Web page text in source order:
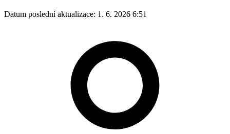
Datum poslední aktualizace: 1. 6. 2026 6:51